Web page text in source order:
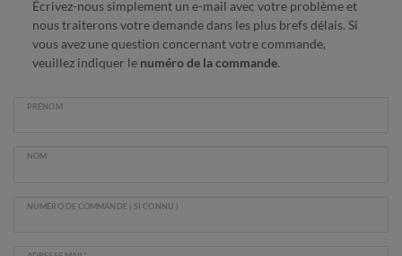
Écrivez-nous simplement un e-mail avec votre problème et
nous traiterons votre demande dans les plus brefs délais. Si
vous avez une question concernant votre commande,
veuillez indiquer le numéro de la commande.
PRÉNOM
NOM
NUMÉRO DE COMMANDE ( SI CONNU )